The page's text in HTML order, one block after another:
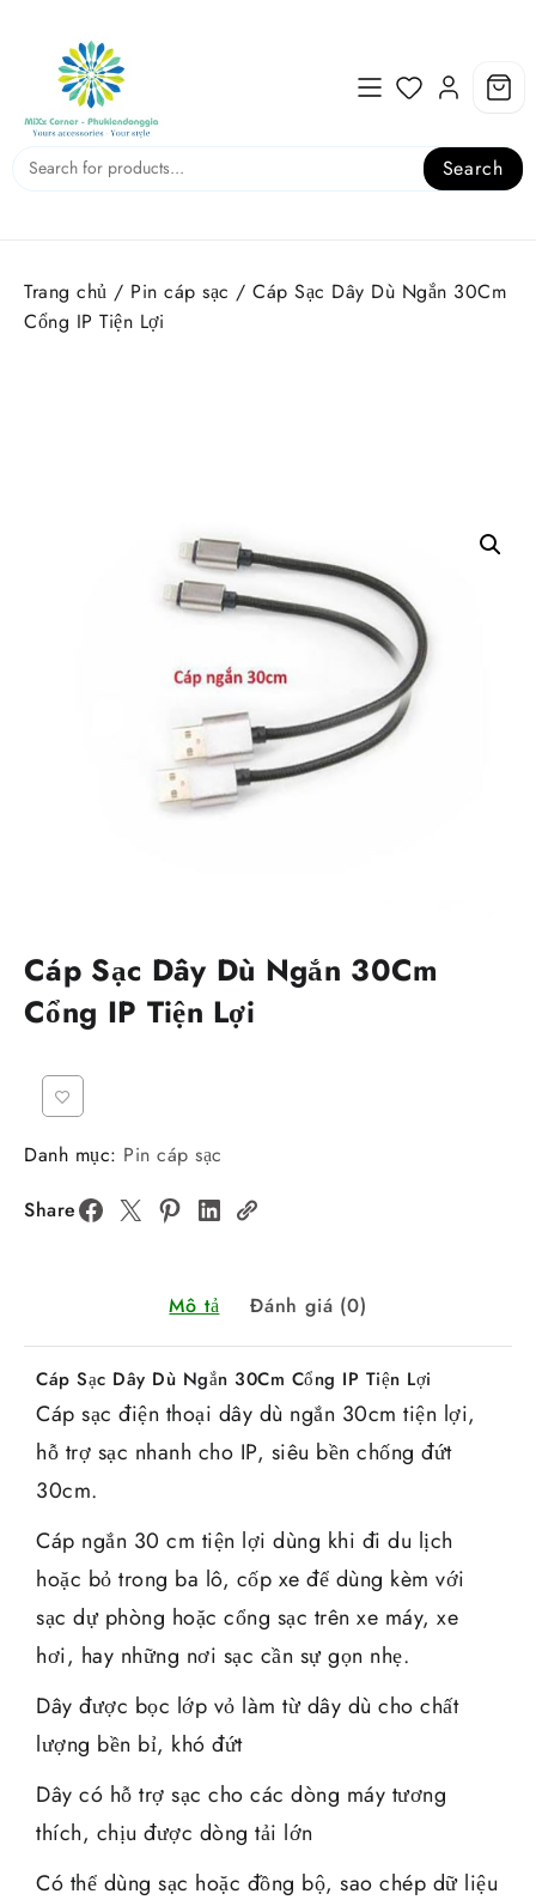
content
Search
Trang chủ / Pin cáp sạc / Cáp Sạc Dây Dù Ngắn 30Cm
Cổng IP Tiện Lợi
Cáp Sạc Dây Dù Ngắn 30Cm
Cổng IP Tiện Lợi
Danh mục: Pin cáp sạc
Share
Mô tả Đánh giá (0)
Cáp Sạc Dây Dù Ngắn 30Cm Cổng IP Tiện Lợi
Cáp sạc điện thoại dây dù ngắn 30cm tiện lợi,
hỗ trợ sạc nhanh cho IP, siêu bền chống đứt
30cm.
Cáp ngắn 30 cm tiện lợi dùng khi đi du lịch
hoặc bỏ trong ba lô, cốp xe để dùng kèm với
sạc dự phòng hoặc cổng sạc trên xe máy, xe
hơi, hay những nơi sạc cần sự gọn nhẹ.
Dây được bọc lớp vỏ làm từ dây dù cho chất
lượng bền bỉ, khó đứt
Dây có hỗ trợ sạc cho các dòng máy tương
thích, chịu được dòng tải lớn
Có thể dùng sạc hoặc đồng bộ, sao chép dữ liệu